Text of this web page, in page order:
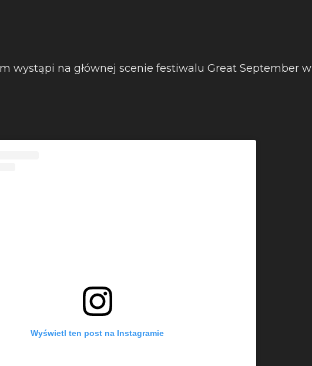
wystąpi na głównej scenie festiwalu Great September w
Wyświetl ten post na Instagramie